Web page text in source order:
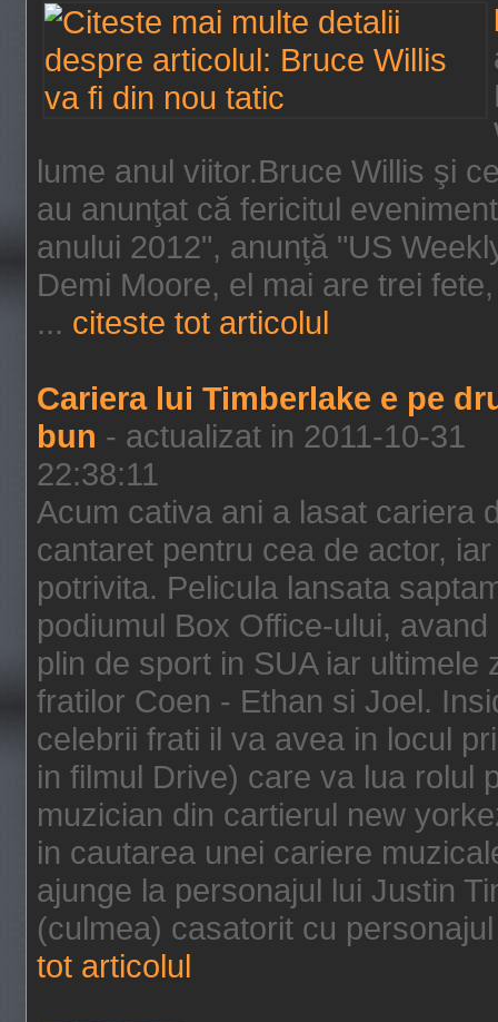
lume anul viitor.Bruce Willis şi
au anunţat că fericitul
anului 2012", anunţă "US
Demi Moore, el mai are trei
... citeste tot articolul
Cariera lui Timberlake e pe
bun - actualizat in 2011-10-31
22:38:11
Acum cativa ani a lasat cariera
cantaret pentru cea de actor,
potrivita. Pelicula lansata
podiumul Box Office-ului,
plin de sport in SUA iar
fratilor Coen - Ethan si Joel.
celebrii frati il va avea in locul
in filmul Drive) care va lua rolul
muzician din cartierul new
in cautarea unei cariere
ajunge la personajul lui Justin
(culmea) casatorit cu
tot articolul